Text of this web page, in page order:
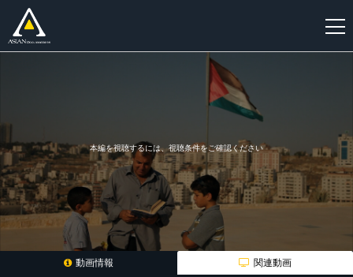
本編を視聴するには、視聴条件をご確認ください
動画情報 関連動画